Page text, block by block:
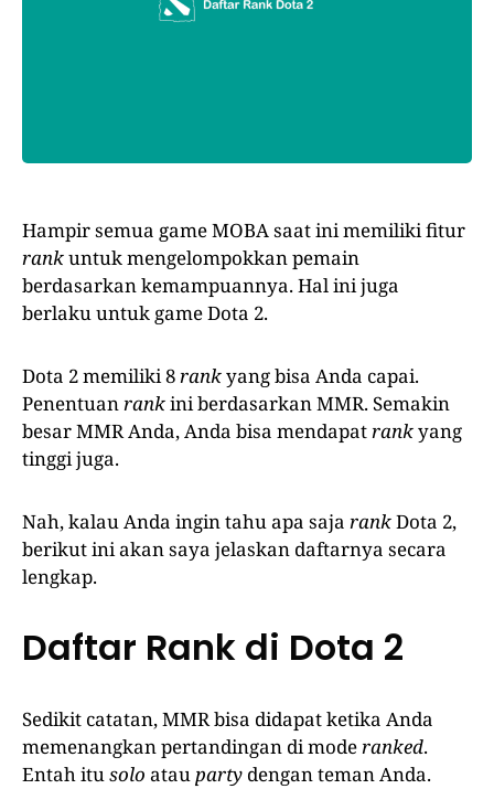
Hampir semua game MOBA saat ini memiliki fitur
rankuntuk mengelompokkan pemain
berdasarkan kemampuannya. Hal ini juga
berlaku untuk game Dota 2.
Dota 2 memiliki 8rankyang bisa Anda capai.
Penentuanrankini berdasarkan MMR. Semakin
besar MMR Anda, Anda bisa mendapatrankyang
tinggi juga.
Nah, kalau Anda ingin tahu apa saja rankDota 2,
berikut ini akan saya jelaskan daftarnya secara
lengkap.
Daftar Rank di Dota 2
Sedikit catatan, MMR bisa didapat ketika Anda
memenangkan pertandingan di moderanked.
Entah itusolo atauparty dengan teman Anda.